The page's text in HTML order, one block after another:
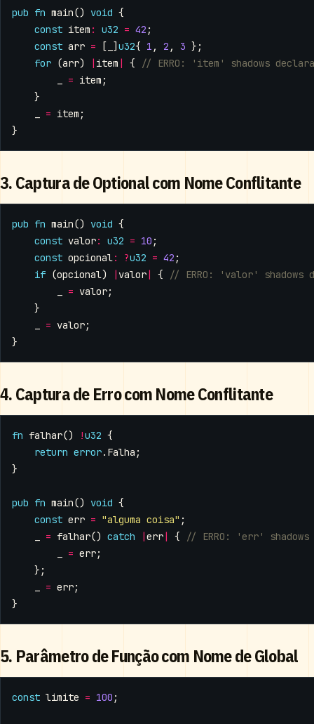
pub fn main() void {
const item : u32 = 42 ;
const arr = [ ] u32{ 1 , 2 , 3 };
for (arr) | item |
{
= item ;
}
= item ;
}
3. Captura de Optional com Nome Conflitante
pub fn main() void {
const valor: u32 = 10 ;
const opcional: ?u32 = 42 ;
if (opcional) | valor|
{
= valor;
}
= valor;
}
4. Captura de Erro com Nome Conflitante
fn falhar() !u32 {
return error. Falha ;
}
pub fn main() void {
const err = "alguma coisa" ;
= falhar() catch |err|
{
= err;
};
= err;
}
5. Parâmetro de Função com Nome de Global
const limite = 100 ;